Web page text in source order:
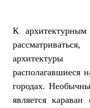
К
архитектуры
располагавшиеся
городах.
является